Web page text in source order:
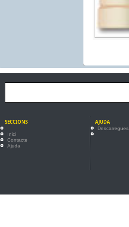
SECCIONS
Inici
Contacte
Ajuda
AJUDA
Descarregues